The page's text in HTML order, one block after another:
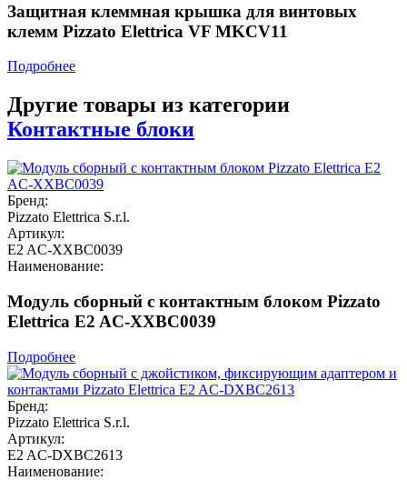
Защитная клеммная крышка для винтовых
клемм Pizzato Elettrica VF MKCV11
Подробнее
Другие товары из категории
Контактные блоки
Бренд:
Pizzato Elettrica S.r.l.
Артикул:
E2 AC-XXBC0039
Наименование:
Модуль сборный с контактным блоком Pizzato
Elettrica E2 AC-XXBC0039
Подробнее
Бренд:
Pizzato Elettrica S.r.l.
Артикул:
E2 AC-DXBC2613
Наименование: